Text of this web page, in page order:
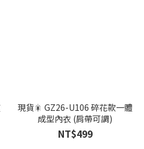
現貨🎇 GZ26-U106 碎花款一體
成型內衣 (肩帶可調)
NT$499